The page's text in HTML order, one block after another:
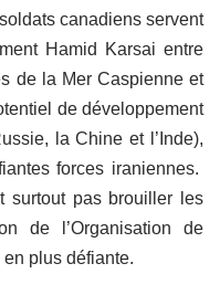
canadiens servent
Hamid Karsai entre
de la Mer Caspienne et
de développement
la Chine et l’Inde),
forces iraniennes.
surtout pas brouiller les
de l’Organisation de
plus défiante.